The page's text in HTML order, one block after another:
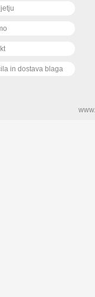
in dostava blaga